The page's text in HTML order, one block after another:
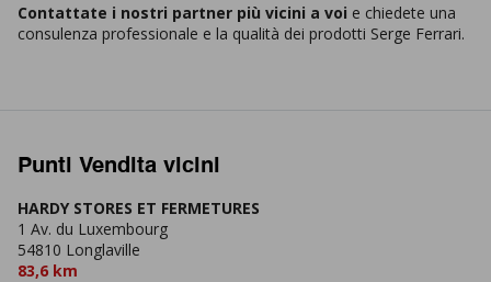
Contattate i nostri partner più vicini a voi e chiedete una
consulenza professionale e la qualità dei prodotti Serge Ferrari.
Punti Vendita vicini
HARDY STORES ET FERMETURES
1 Av. du Luxembourg
54810 Longlaville
83,6 km